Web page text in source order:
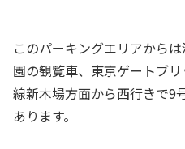
このパーキングエリアから
園の観覧車、東京ゲートブ
線新木場方面から西行きで9
あります。